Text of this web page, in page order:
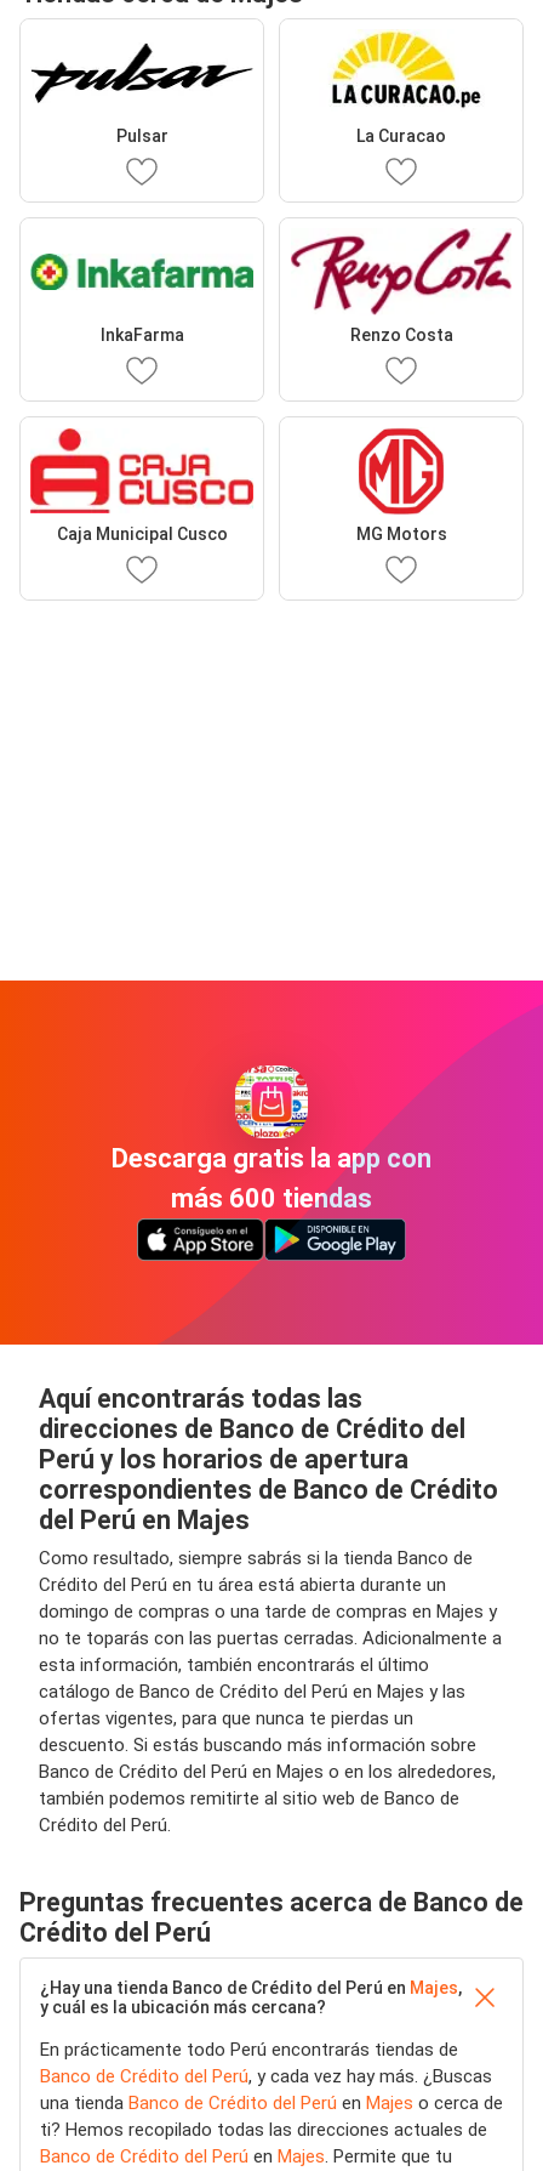
Pulsar La Curacao
InkaFarma Renzo Costa
Caja Municipal Cusco MG Motors
Descarga gratis la app con
más 600 tiendas
Aquí encontrarás todas las
direcciones de Banco de Crédito del
Perú y los horarios de apertura
correspondientes de Banco de Crédito
del Perú en Majes
Como resultado, siempre sabrás si la tienda Banco de
Crédito del Perú en tu área está abierta durante un
domingo de compras o una tarde de compras en Majes y
no te toparás con las puertas cerradas. Adicionalmente a
esta información, también encontrarás el último
catálogo de Banco de Crédito del Perú en Majes y las
ofertas vigentes, para que nunca te pierdas un
descuento. Si estás buscando más información sobre
Banco de Crédito del Perú en Majes o en los alrededores,
también podemos remitirte al sitio web de Banco de
Crédito del Perú.
Preguntas frecuentes acerca de Banco de
Crédito del Perú
¿Hay una tienda Banco de Crédito del Perú en Majes,
y cuál es la ubicación más cercana?
En prácticamente todo Perú encontrarás tiendas de
Banco de Crédito del Perú, y cada vez hay más. ¿Buscas
una tienda Banco de Crédito del Perú en Majes o cerca de
ti? Hemos recopilado todas las direcciones actuales de
Banco de Crédito del Perú en Majes. Permite que tu